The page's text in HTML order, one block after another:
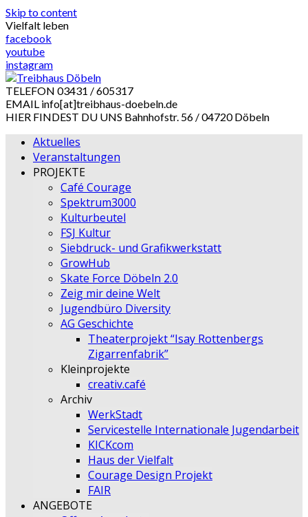
Skip to content
Vielfalt leben
facebook
youtube
instagram
TELEFON 03431 / 605317
EMAIL info[at]treibhaus-doebeln.de
HIER FINDEST DU UNS Bahnhofstr. 56 / 04720 Döbeln
Aktuelles
Veranstaltungen
PROJEKTE
Café Courage
Spektrum3000
Kulturbeutel
FSJ Kultur
Siebdruck- und Grafikwerkstatt
GrowHub
Skate Force Döbeln 2.0
Zeig mir deine Welt
Jugendbüro Diversity
AG Geschichte
Theaterprojekt “Isay Rottenbergs
Zigarrenfabrik”
Kleinprojekte
creativ.café
Archiv
WerkStadt
Servicestelle Internationale Jugendarbeit
KICKcom
Haus der Vielfalt
Courage Design Projekt
FAIR
ANGEBOTE